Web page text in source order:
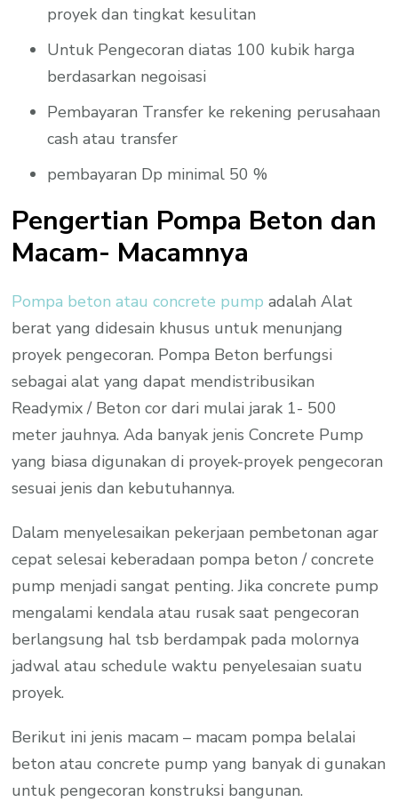
proyek dan tingkat kesulitan
Untuk Pengecoran diatas 100 kubik harga
berdasarkan negoisasi
Pembayaran Transfer ke rekening perusahaan
cash atau transfer
pembayaran Dp minimal 50 %
Pengertian Pompa Beton dan
Macam- Macamnya
Pompa beton atau concrete pump adalah Alat
berat yang didesain khusus untuk menunjang
proyek pengecoran. Pompa Beton berfungsi
sebagai alat yang dapat mendistribusikan
Readymix / Beton cor dari mulai jarak 1- 500
meter jauhnya. Ada banyak jenis Concrete Pump
yang biasa digunakan di proyek-proyek pengecoran
sesuai jenis dan kebutuhannya.
Dalam menyelesaikan pekerjaan pembetonan agar
cepat selesai keberadaan pompa beton / concrete
pump menjadi sangat penting. Jika concrete pump
mengalami kendala atau rusak saat pengecoran
berlangsung hal tsb berdampak pada molornya
jadwal atau schedule waktu penyelesaian suatu
proyek.
Berikut ini jenis macam – macam pompa belalai
beton atau concrete pump yang banyak di gunakan
untuk pengecoran konstruksi bangunan.